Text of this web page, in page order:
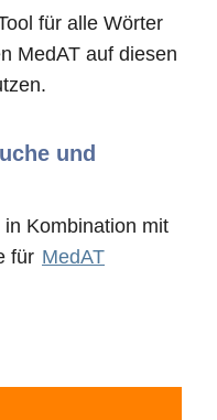
für alle Wörter
MedAT auf diesen
und
Kombination mit
für MedAT